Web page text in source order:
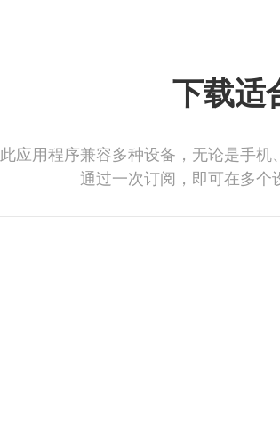
下载适
此应用程序兼容多种设备，无论是手机
通过一次订阅，即可在多个